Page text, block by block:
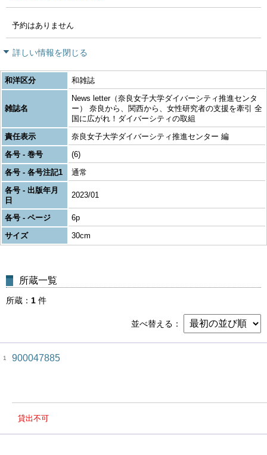
予約はありません
詳しい情報を閉じる
和洋区分 和雑誌
雑誌名
News letter（奈良女子大学ダイバーシティ推進センタ
ー） 奈良から、関西から、女性研究者の支援を牽引 全
国に広がれ！ダイバーシティの取組
責任表示
奈良女子大学ダイバーシティ推進センター 編
各号 - 巻号
(6)
各号 - 各号注記1
通常
各号 - 出版年月
日
2023/01
各号 - ページ
6p
サイズ
30cm
所蔵一覧
所蔵 1 件
並べ替える
1 900047885
貸出不可